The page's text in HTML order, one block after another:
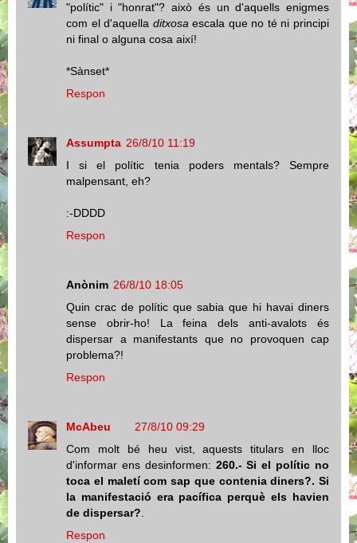
"polític" i "honrat"? això és un d'aquells enigmes
com el d'aquella ditxosa escala que no té ni principi
ni final o alguna cosa així!
*Sànset*
Respon
Assumpta 26/8/10 11:19
I si el polític tenia poders mentals? Sempre
malpensant, eh?
:-DDDD
Respon
Anònim 26/8/10 18:05
Quin crac de polític que sabia que hi havai diners
sense obrir-ho! La feina dels anti-avalots és
dispersar a manifestants que no provoquen cap
problema?!
Respon
McAbeu
27/8/10 09:29
Com molt bé heu vist, aquests titulars en lloc
d'informar ens desinformen: 260.- Si el polític no
toca el maletí com sap que contenia diners?. Si
la manifestació era pacífica perquè els havien
de dispersar?
Respon